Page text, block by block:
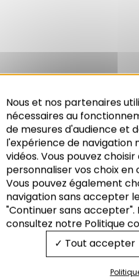
Recherche
Sur le
7 agences Grand Est
Economie
Nous et nos partenaires
nécessaires au
de mesures d'audience et
l'expérience de
vidéos. Vous pouvez
personnaliser vos choix en
Vous pouvez également
navigation sans accepter
"Continuer sans accepter".
consultez notre Politique
Tout accepter